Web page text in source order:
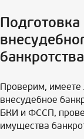
банкротства
Проверим, имеете
внесудебное
БКИ и ФССП,
имущества